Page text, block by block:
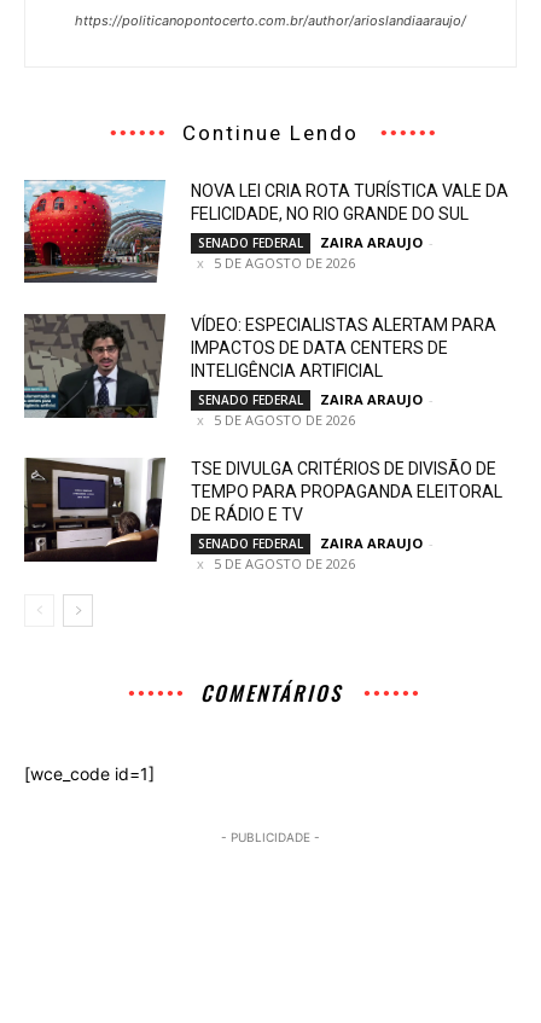
https://politicanopontocerto.com.br/author/arioslandiaaraujo/
Continue Lendo
NOVA LEI CRIA ROTA TURÍSTICA VALE DA
FELICIDADE, NO RIO GRANDE DO SUL
SENADO FEDERAL ZAIRA ARAUJO -
5 DE AGOSTO DE 2026
VÍDEO: ESPECIALISTAS ALERTAM PARA
IMPACTOS DE DATA CENTERS DE
INTELIGÊNCIA ARTIFICIAL
SENADO FEDERAL ZAIRA ARAUJO -
5 DE AGOSTO DE 2026
TSE DIVULGA CRITÉRIOS DE DIVISÃO DE
TEMPO PARA PROPAGANDA ELEITORAL
DE RÁDIO E TV
SENADO FEDERAL ZAIRA ARAUJO -
5 DE AGOSTO DE 2026
COMENTÁRIOS
[wce_code id=1]
- PUBLICIDADE -